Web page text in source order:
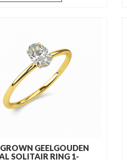
GEELGOUDEN
SOLITAIR RING 1-